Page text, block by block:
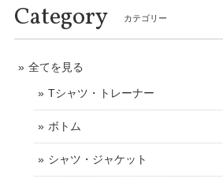
Category カテゴリー
全てを見る
Tシャツ・トレーナー
ボトム
シャツ・ジャケット